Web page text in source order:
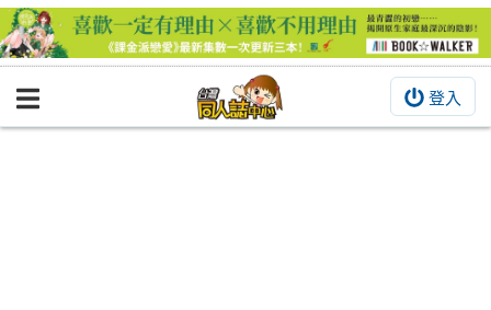
登入
BOOKY書集倉庫